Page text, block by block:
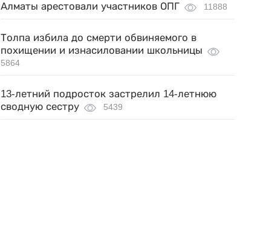
Алматы арестовали участников ОПГ
11888
Толпа избила до смерти обвиняемого в
похищении и изнасиловании школьницы
5864
13-летний подросток застрелил 14-летнюю
сводную сестру
5439